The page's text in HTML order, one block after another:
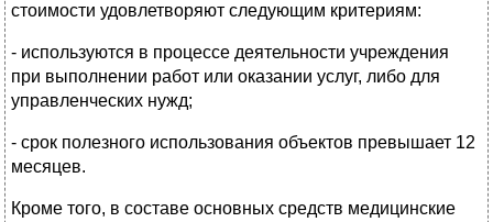
стоимости удовлетворяют следующим критериям:
- используются в процессе деятельности учреждения
при выполнении работ или оказании услуг, либо для
управленческих нужд;
- срок полезного использования объектов превышает 12
месяцев.
Кроме того, в составе основных средств медицинские